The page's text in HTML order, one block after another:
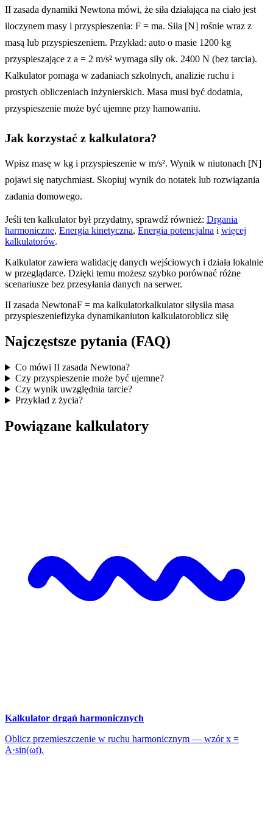
II zasada dynamiki Newtona mówi, że siła działająca na ciało jest
iloczynem masy i przyspieszenia: F = ma. Siła [N] rośnie wraz z
masą lub przyspieszeniem. Przykład: auto o masie 1200 kg
przyspieszające z a = 2 m/s² wymaga siły ok. 2400 N (bez tarcia).
Kalkulator pomaga w zadaniach szkolnych, analizie ruchu i
prostych obliczeniach inżynierskich. Masa musi być dodatnia,
przyspieszenie może być ujemne przy hamowaniu.
Jak korzystać z kalkulatora?
Wpisz masę w kg i przyspieszenie w m/s². Wynik w niutonach [N]
pojawi się natychmiast. Skopiuj wynik do notatek lub rozwiązania
zadania domowego.
Jeśli ten kalkulator był przydatny, sprawdź również: Drgania
harmoniczne, Energia kinetyczna, Energia potencjalna i więcej
kalkulatorów.
Kalkulator zawiera walidację danych wejściowych i działa lokalnie
w przeglądarce. Dzięki temu możesz szybko porównać różne
scenariusze bez przesyłania danych na serwer.
II zasada NewtonaF = ma kalkulatorkalkulator siłysiła masa
przyspieszeniefizyka dynamikaniuton kalkulatoroblicz siłę
Najczęstsze pytania (FAQ)
Co mówi II zasada Newtona?
Czy przyspieszenie może być ujemne?
Czy wynik uwzględnia tarcie?
Przykład z życia?
Powiązane kalkulatory
Kalkulator drgań harmonicznych
Oblicz przemieszczenie w ruchu harmonicznym — wzór x =
A·sin(ωt).